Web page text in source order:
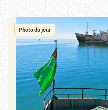
Photo du jour